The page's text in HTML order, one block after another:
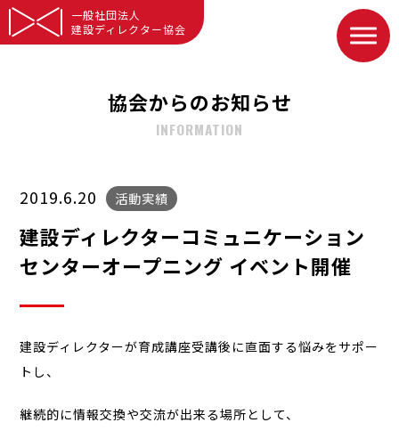
一般社団法人
建設ディレクター協会
協会からのお知らせ
INFORMATION
2019.6.20 活動実績
建設ディレクターコミュニケーション
センターオープニング イベント開催
建設ディレクターが育成講座受講後に直面する悩みをサポー
トし、
継続的に情報交換や交流が出来る場所として、